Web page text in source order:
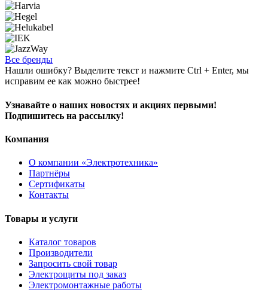
Все бренды
Нашли ошибку? Выделите текст и нажмите Ctrl + Enter, мы
исправим ее как можно быстрее!
Узнавайте о наших новостях и акциях первыми!
Подпишитесь на рассылку!
Компания
О компании «Электротехника»
Партнёры
Сертификаты
Контакты
Товары и услуги
Каталог товаров
Производители
Запросить свой товар
Электрощиты под заказ
Электромонтажные работы